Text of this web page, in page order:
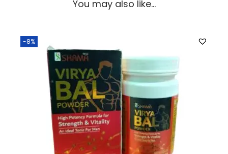
You may also like…
-8%